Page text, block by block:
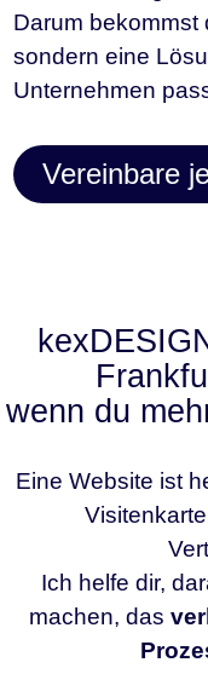
Darum bekommst
sondern eine
Unternehmen
Vereinbare
wenn du
Eine Website ist
Ich helfe dir,
machen, das